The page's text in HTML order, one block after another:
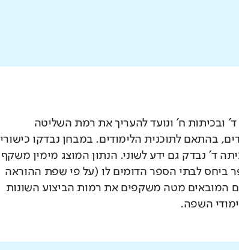
ובכיתות ח' ונועד להעריך את רמת השליטה
בהתאם לתוכנית הלימודים. במבחן נבדקו כישורי
ד' נבדק גם ידע לשוני. הנתון המוצג מימין משקף
ביחס לבתי הספר הדומים לו (על פי שפת ההוראה
המובאים מטה משקפים את רמות הביצוע השונות
השפה.